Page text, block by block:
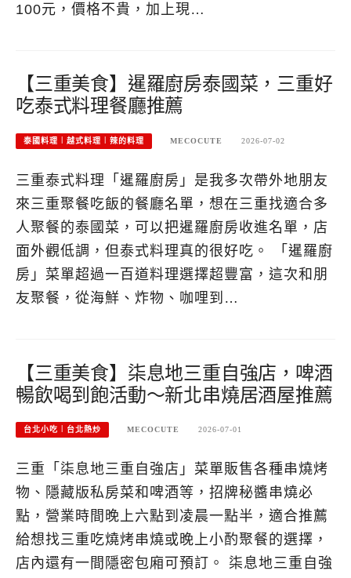
100元，價格不貴，加上現…
【三重美食】暹羅廚房泰國菜，三重好
吃泰式料理餐廳推薦
泰國料理︱越式料理︱辣的料理 MECOCUTE 2026-07-02
三重泰式料理「暹羅廚房」是我多次帶外地朋友
來三重聚餐吃飯的餐廳名單，想在三重找適合多
人聚餐的泰國菜，可以把暹羅廚房收進名單，店
面外觀低調，但泰式料理真的很好吃。 「暹羅廚
房」菜單超過一百道料理選擇超豐富，這次和朋
友聚餐，從海鮮、炸物、咖哩到…
【三重美食】柒息地三重自強店，啤酒
暢飲喝到飽活動～新北串燒居酒屋推薦
台北小吃︱台北熱炒 MECOCUTE 2026-07-01
三重「柒息地三重自強店」菜單販售各種串燒烤
物、隱藏版私房菜和啤酒等，招牌秘醬串燒必
點，營業時間晚上六點到凌晨一點半，適合推薦
給想找三重吃燒烤串燒或晚上小酌聚餐的選擇，
店內還有一間隱密包廂可預訂。 柒息地三重自強